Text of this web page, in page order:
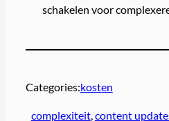
schakelen voor
Categories:kosten
complexiteit, content